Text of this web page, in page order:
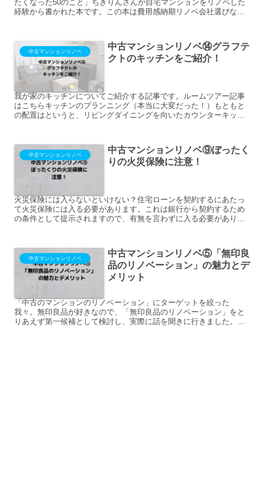
たくなった50のこと」ちきりんさんが自宅マンションをリノベした
経験から書かれた本です。この本は費用感納期リノベ会社選びな
中古マンションリノベ
中古マンションリノベ⑭グラフテ
クトのキッチンをご紹介！
我が家のキッチンについてご紹介する記事です。ルームツアー記事
はこちらキッチンのプランニング（本当に大変だった！）もともと
の配置はというと、リビングダイニングを向いたカウンターキッチ
中古マンションリノベ
中古マンションリノベ⑨ぼったく
りの火災保険に注意！
火災保険には入らないといけない？住宅ローンを契約するにあたっ
て火災保険には入る必要があります。これは銀行から契約するため
の条件として提示されますので、有無を言わずに入る必要がありま
中古マンションリノベ
中古マンションリノベ⑤「無印良
品のリノベーション」の魅力とデ
メリット
「中古のマンションのリノベーション」にターゲットを絞った
我々。無印良品が好きなので、「無印良品のリノベーション」をと
りあえず第一候補として検討し、実際に話を聞きに行きました。こ